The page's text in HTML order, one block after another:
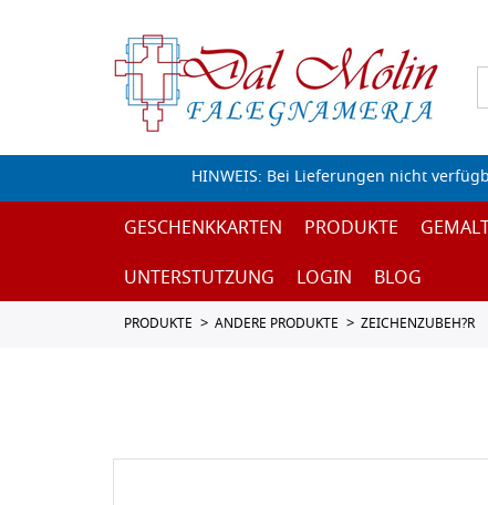
HINWEIS: Bei Lieferungen nicht
GESCHENKKARTEN PRODUKTE
UNTERSTUTZUNG
LOGIN BLOG
PRODUKTE ANDERE PRODUKTE ZEICHENZUBEH?R